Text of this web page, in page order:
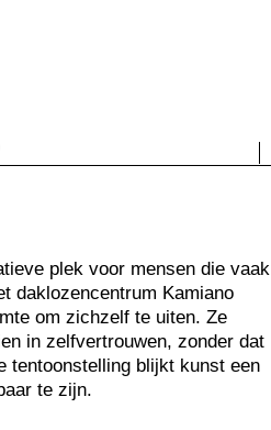
plek voor mensen die vaak
daklozencentrum Kamiano
om zichzelf te uiten. Ze
in zelfvertrouwen, zonder dat
tentoonstelling blijkt kunst een
te zijn.